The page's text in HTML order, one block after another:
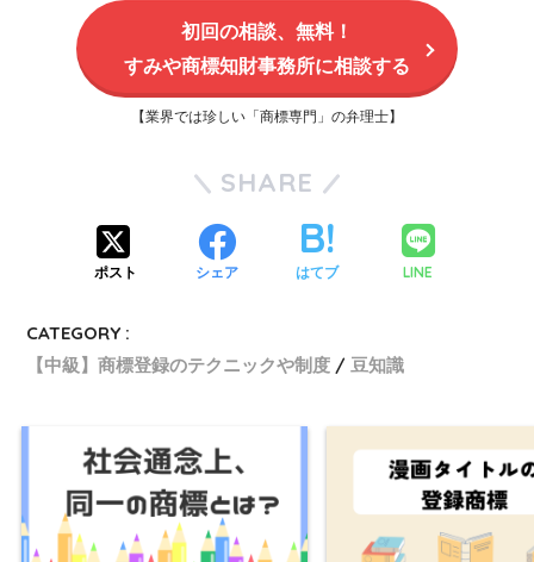
初回の相談、無料！
すみや商標知財事務所に相談する
【業界では珍しい「商標専門」の弁理士】
SHARE
ポスト シェア はてブ LINE
CATEGORY :
【中級】商標登録のテクニックや制度
豆知識